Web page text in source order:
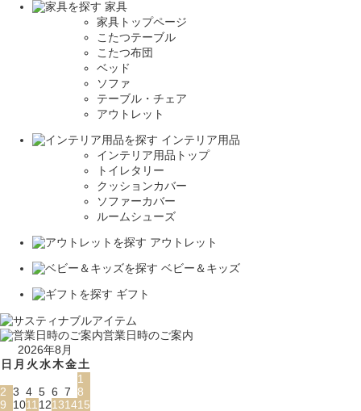
家具
家具トップページ
こたつテーブル
こたつ布団
ベッド
ソファ
テーブル・チェア
アウトレット
インテリア用品
インテリア用品トップ
トイレタリー
クッションカバー
ソファーカバー
ルームシューズ
アウトレット
ベビー＆キッズ
ギフト
営業日時のご案内
2026年8月
日 月 火水木金土
1
2 3 4 5 6 7 8
9
1011 12131415